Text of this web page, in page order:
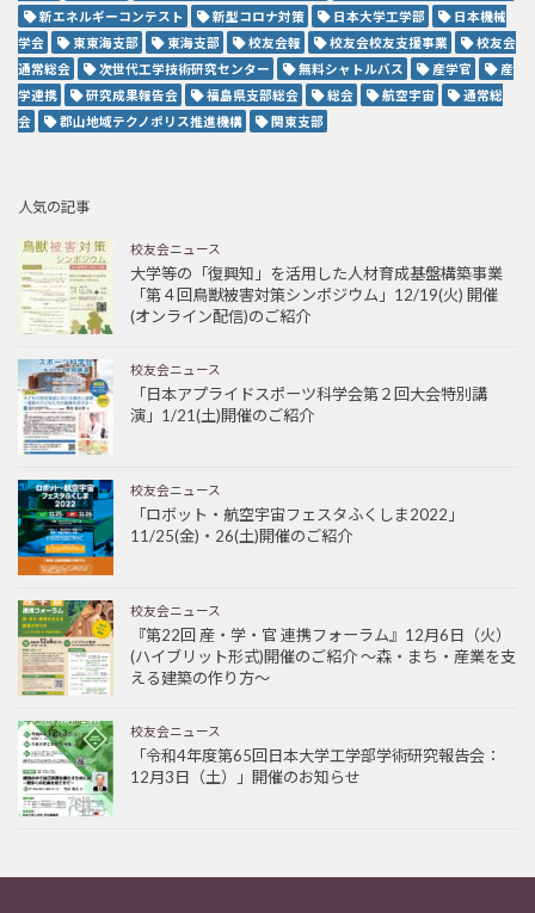
新エネルギーコンテスト
新型コロナ対策 日本大学工学部
日本機械
学会
東東海支部 東海支部 校友会報 校友会校友支援事業
校友会
通常総会
次世代工学技術研究センター 無料シャトルバス 産学官
産
学連携
研究成果報告会 福島県支部総会 総会 航空宇宙
通常総
会
郡山地域テクノポリス推進機構 関東支部
人気の記事
校友会ニュース
大学等の「復興知」を活用した人材育成基盤構築事業
「第４回鳥獣被害対策シンポジウム」12/19(火) 開催
(オンライン配信)のご紹介
校友会ニュース
「日本アプライドスポーツ科学会第２回大会特別講
演」1/21(土)開催のご紹介
校友会ニュース
「ロボット・航空宇宙フェスタふくしま2022」
11/25(金)・26(土)開催のご紹介
校友会ニュース
『第22回 産・学・官 連携フォーラム』12月6日（火）
(ハイブリット形式)開催のご紹介 ～森・まち・産業を支
える建築の作り方～
校友会ニュース
「令和4年度第65回日本大学工学部学術研究報告会：
12月3日（土）」開催のお知らせ